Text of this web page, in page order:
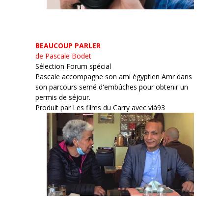
BEAUCOUP PARLER
de Pascale Bodet
Sélection Forum spécial
Pascale accompagne son ami égyptien Amr dans
son parcours semé d'embûches pour obtenir un
permis de séjour.
Produit par Les films du Carry avec vià93